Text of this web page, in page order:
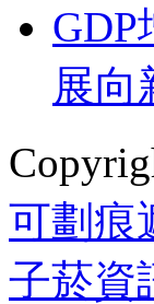
展向
可劃痕
子菸資